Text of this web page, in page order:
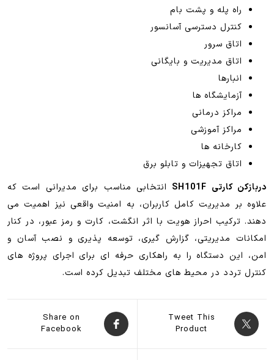
راه پله و پشت بام
کنترل دسترسی آسانسور
اتاق سرور
اتاق مدیریت و بایگانی
انبارها
آزمایشگاه ها
مراکز درمانی
مراکز آموزشی
کارخانه ها
اتاق تجهیزات و تابلو برق
دربازکن کارتی SH101F
انتخابی مناسب برای مدیرانی است که
علاوه بر مدیریت کامل کاربران، به امنیت واقعی نیز اهمیت می
دهند. ترکیب احراز هویت با اثر انگشت، کارت و رمز عبور، در کنار
امکانات مدیریتی، گزارش گیری، توسعه پذیری و نصب آسان و
امن، این دستگاه را به راهکاری حرفه ای برای اجرای پروژه های
کنترل تردد در محیط های مختلف تبدیل کرده است.
Tweet This
Product
Share on
Facebook